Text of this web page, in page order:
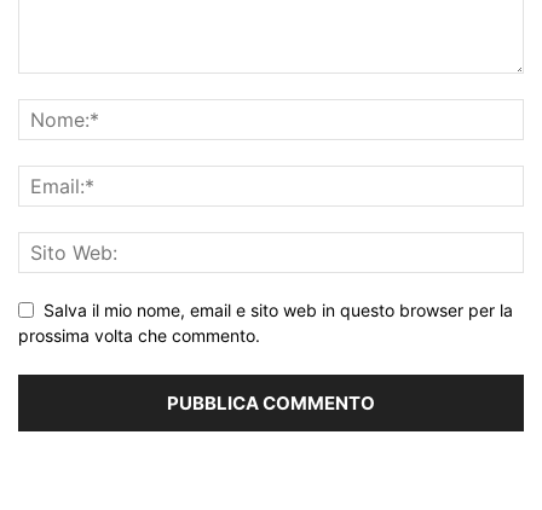
Salva il mio nome, email e sito web in questo browser per la
prossima volta che commento.